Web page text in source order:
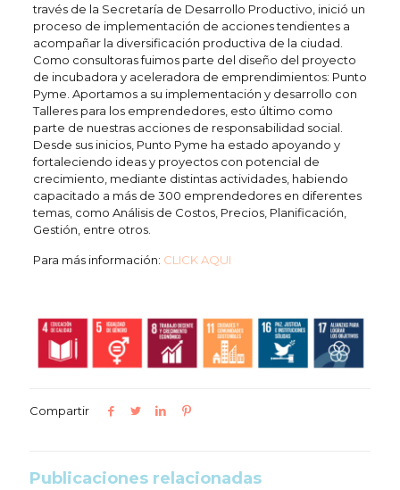
través de la Secretaría de Desarrollo Productivo, inició un
proceso de implementación de acciones tendientes a
acompañar la diversificación productiva de la ciudad.
Como consultoras fuimos parte del diseño del proyecto
de incubadora y aceleradora de emprendimientos: Punto
Pyme. Aportamos a su implementación y desarrollo con
Talleres para los emprendedores, esto último como
parte de nuestras acciones de responsabilidad social.
Desde sus inicios, Punto Pyme ha estado apoyando y
fortaleciendo ideas y proyectos con potencial de
crecimiento, mediante distintas actividades, habiendo
capacitado a más de 300 emprendedores en diferentes
temas, como Análisis de Costos, Precios, Planificación,
Gestión, entre otros.
Para más información: CLICK AQUI
Compartir
Publicaciones relacionadas